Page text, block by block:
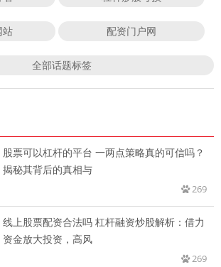
站 配资门户网
全部话题标签
股票可以杠杆的平台 一两点策略真的可信吗？
揭秘其背后的真相与
269
线上股票配资合法吗 杠杆融资炒股解析：借力
资金放大投资，高风
269